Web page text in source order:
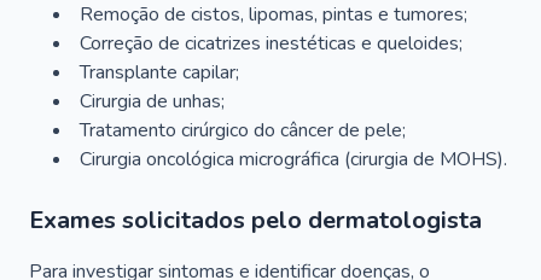
Remoção de cistos, lipomas, pintas e tumores;
Correção de cicatrizes inestéticas e queloides;
Transplante capilar;
Cirurgia de unhas;
Tratamento cirúrgico do câncer de pele;
Cirurgia oncológica micrográfica (cirurgia de MOHS).
Exames solicitados pelo dermatologista
Para investigar sintomas e identificar doenças, o